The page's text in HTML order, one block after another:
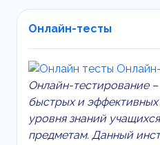
Онлайн-тесты
Онлайн-тестирование
быстрых и
уровня знаний
предметам. Данный